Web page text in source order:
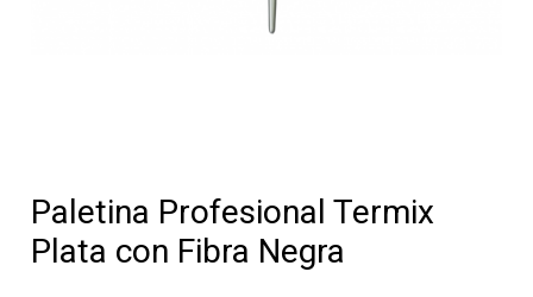
Paletina Profesional Termix
Plata con Fibra Negra